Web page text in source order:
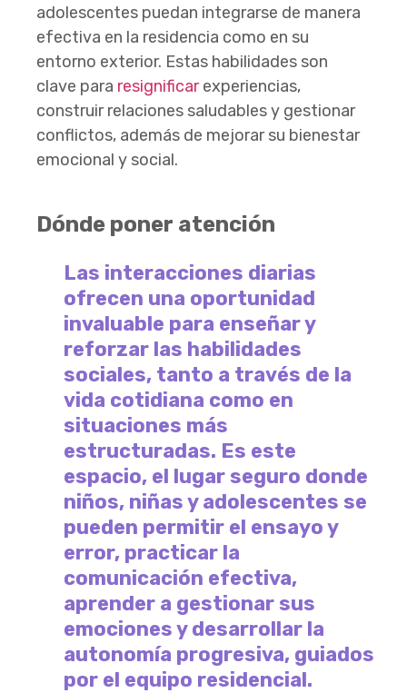
adolescentes puedan integrarse de manera
efectiva en la residencia como en su
entorno exterior. Estas habilidades son
clave para resignificarexperiencias,
construir relaciones saludables y gestionar
conflictos, además de mejorar su bienestar
emocional y social.
Dónde poner atención
Las interacciones diarias
ofrecen una oportunidad
invaluable para enseñar y
reforzar las habilidades
sociales, tanto a través de la
vida cotidiana como en
situaciones más
estructuradas. Es este
espacio, el lugar seguro donde
niños, niñas y adolescentes se
pueden permitir el ensayo y
error, practicar la
comunicación efectiva,
aprender a gestionar sus
emociones y desarrollar la
autonomía progresiva, guiados
por el equipo residencial.